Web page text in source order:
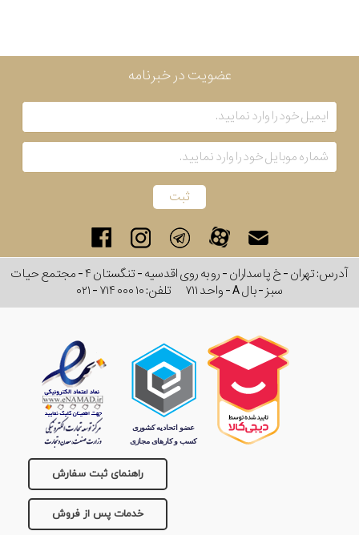
عضویت در خبرنامه
آدرس: تهران - خ پاسداران - رو به روی اقدسیه - تنگستان ۴ - مجتمع حیات
سبز - بال A - واحد ۷۱۱
تلفن:۰۲۱ - ۷۱۴ ۰۰۰ ۱۰
راهنمای ثبت سفارش
خدمات پس از فروش